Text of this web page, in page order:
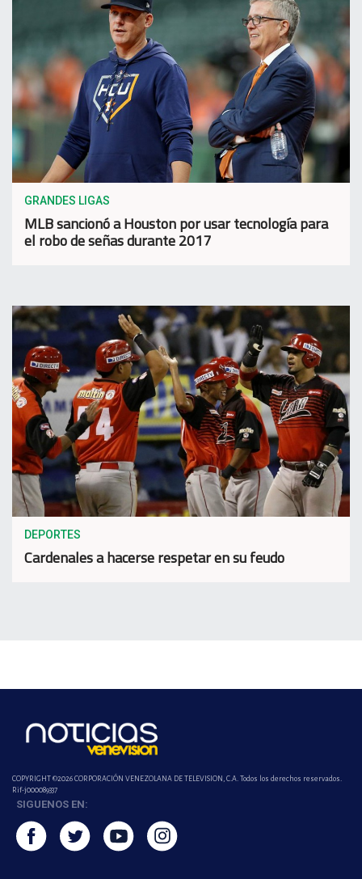
GRANDES LIGAS
MLB sancionó a Houston por usar tecnología para
el robo de señas durante 2017
DEPORTES
Cardenales a hacerse respetar en su feudo
COPYRIGHT ©2026 CORPORACIÓN VENEZOLANA DE TELEVISION, C.A. Todos los derechos reservados.
Rif-j000089337
SIGUENOS EN: